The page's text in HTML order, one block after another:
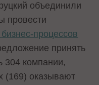
объединили
провести
бизнес-процессов
принять
304 компании,
(169) оказывают